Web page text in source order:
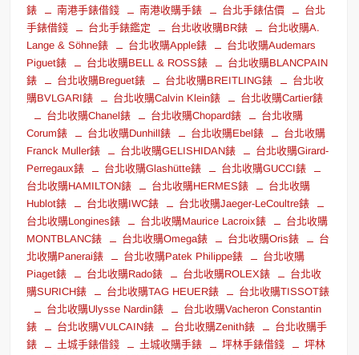
錶
南港手錶借錢 南港收購手錶 台北手錶估價
台北
手錶借錢
台北手錶鑑定 台北收收購BR錶
台北收購A.
Lange & Söhne錶
台北收購Apple錶
台北收購Audemars
Piguet錶
台北收購BELL & ROSS錶
台北收購BLANCPAIN
錶
台北收購Breguet錶 台北收購BREITLING錶
台北收
購BVLGARI錶
台北收購Calvin Klein錶
台北收購Cartier錶
台北收購Chanel錶
台北收購Chopard錶
台北收購
Corum錶
台北收購Dunhill錶 台北收購Ebel錶
台北收購
Franck Muller錶
台北收購GELISHIDAN錶
台北收購Girard-
Perregaux錶
台北收購Glashütte錶
台北收購GUCCI錶
台北收購HAMILTON錶
台北收購HERMES錶
台北收購
Hublot錶
台北收購IWC錶
台北收購Jaeger-LeCoultre錶
台北收購Longines錶
台北收購Maurice Lacroix錶
台北收購
MONTBLANC錶
台北收購Omega錶 台北收購Oris錶
台
北收購Panerai錶
台北收購Patek Philippe錶
台北收購
Piaget錶
台北收購Rado錶 台北收購ROLEX錶
台北收
購SURICH錶
台北收購TAG HEUER錶
台北收購TISSOT錶
台北收購Ulysse Nardin錶
台北收購Vacheron Constantin
錶
台北收購VULCAIN錶 台北收購Zenith錶
台北收購手
錶
土城手錶借錢 土城收購手錶 坪林手錶借錢
坪林